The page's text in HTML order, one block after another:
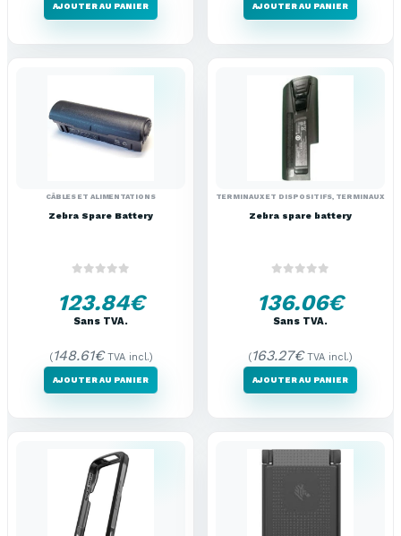
AJOUTER AU PANIER AJOUTER AU PANIER
CÂBLES ET ALIMENTATIONS
Zebra Spare Battery
123.84€
Sans TVA.
(148.61€TVA incl.)
AJOUTER AU PANIER
TERMINAUX ET DISPOSITIFS, TERMINAUX
Zebra spare battery
136.06€
Sans TVA.
(163.27€TVA incl.)
AJOUTER AU PANIER